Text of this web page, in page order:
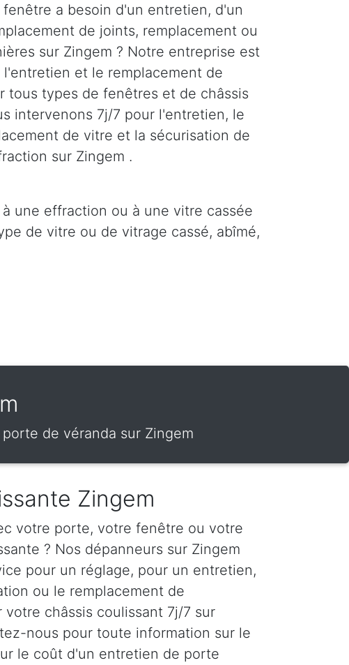
a besoin d'un entretien, d'un
de joints, remplacement ou
sur Zingem ? Notre entreprise est
l'entretien et le remplacement de
tous types de fenêtres et de châssis
intervenons 7j/7 pour l'entretien, le
de vitre et la sécurisation de
sur Zingem .
une effraction ou à une vitre cassée
de vitre ou de vitrage cassé, abîmé,
de véranda sur Zingem
Zingem
votre porte, votre fenêtre ou votre
? Nos dépanneurs sur Zingem
pour un réglage, pour un entretien,
ou le remplacement de
votre châssis coulissant 7j/7 sur
nous pour toute information sur le
le coût d'un entretien de porte